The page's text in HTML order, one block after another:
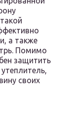
а также
Помимо
защитить
своих